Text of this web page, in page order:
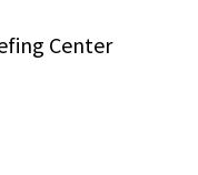
Center